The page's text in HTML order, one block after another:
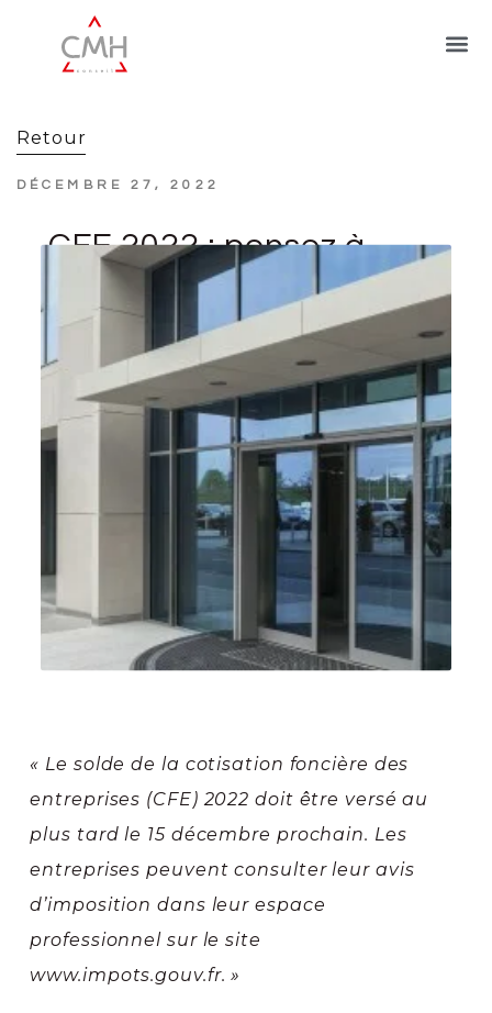
Retour
DÉCEMBRE 27, 2022
CFE 2022 : pensez à
payer le solde au
15 décembre !
« Le solde de la cotisation foncière des
entreprises (CFE) 2022 doit être versé au
plus tard le 15 décembre prochain. Les
entreprises peuvent consulter leur avis
d’imposition dans leur espace
professionnel sur le site
www.impots.gouv.fr. »